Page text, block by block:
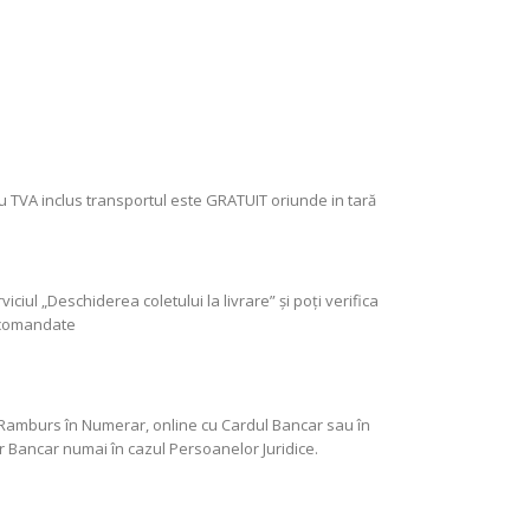
TVA inclus transportul este GRATUIT oriunde in tară
„Deschiderea coletului la livrare” şi poţi verifica
în Numerar, online cu Cardul Bancar sau în
numai în cazul Persoanelor Juridice.